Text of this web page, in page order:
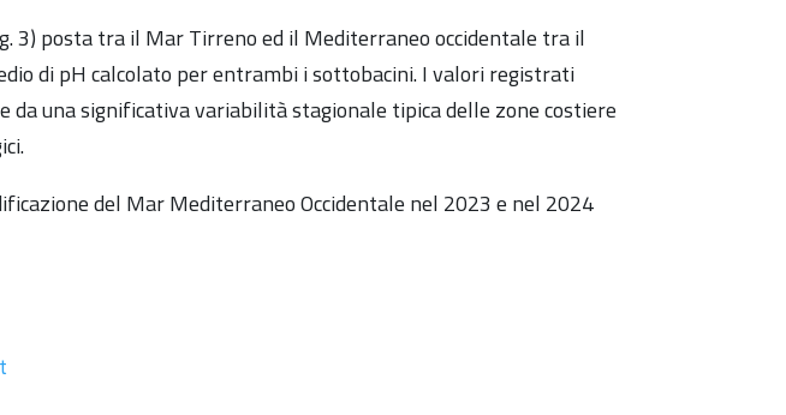
3) posta tra il Mar Tirreno ed il Mediterraneo occidentale tra il
di pH calcolato per entrambi i sottobacini. I valori registrati
una significativa variabilità stagionale tipica delle zone costiere
del Mar Mediterraneo Occidentale nel 2023 e nel 2024